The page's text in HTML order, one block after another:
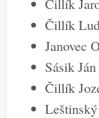
Čillík
Čillík
Janovec
Sásik Ján
Čillík